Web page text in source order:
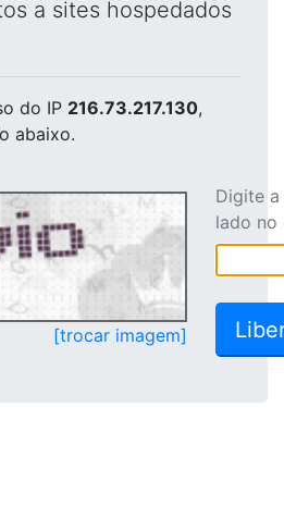
a sites hospedados
do IP 216.73.217.130,
abaixo.
[trocar imagem]
Digite
lado no